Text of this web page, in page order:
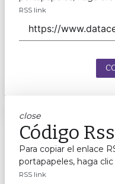
RSS link
close
Código Rss
Para copiar el enlace
portapapeles, haga
RSS link